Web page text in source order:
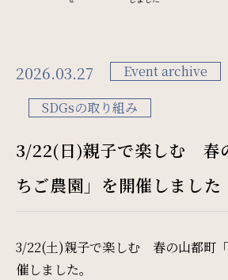
Restaurant & Lounge
レストラン&ラウンジ
2026.03.27 Event archive
SDGsの取り組み
3/22(日)親子で楽しむ 春
ちご農園」を開催しました
3/22(土)親子で楽しむ 春の山都町
催しました。